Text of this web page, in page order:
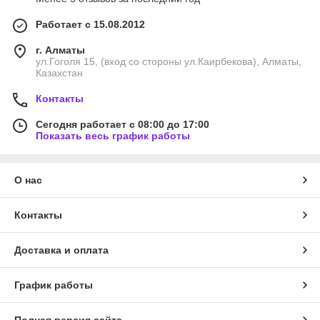
Работает с 15.08.2012
г. Алматы
ул.Гоголя 15, (вход со стороны ул.Каирбекова), Алматы,
Казахстан
Контакты
Сегодня работает с 08:00 до 17:00
Показать весь график работы
О нас
Контакты
Доставка и оплата
График работы